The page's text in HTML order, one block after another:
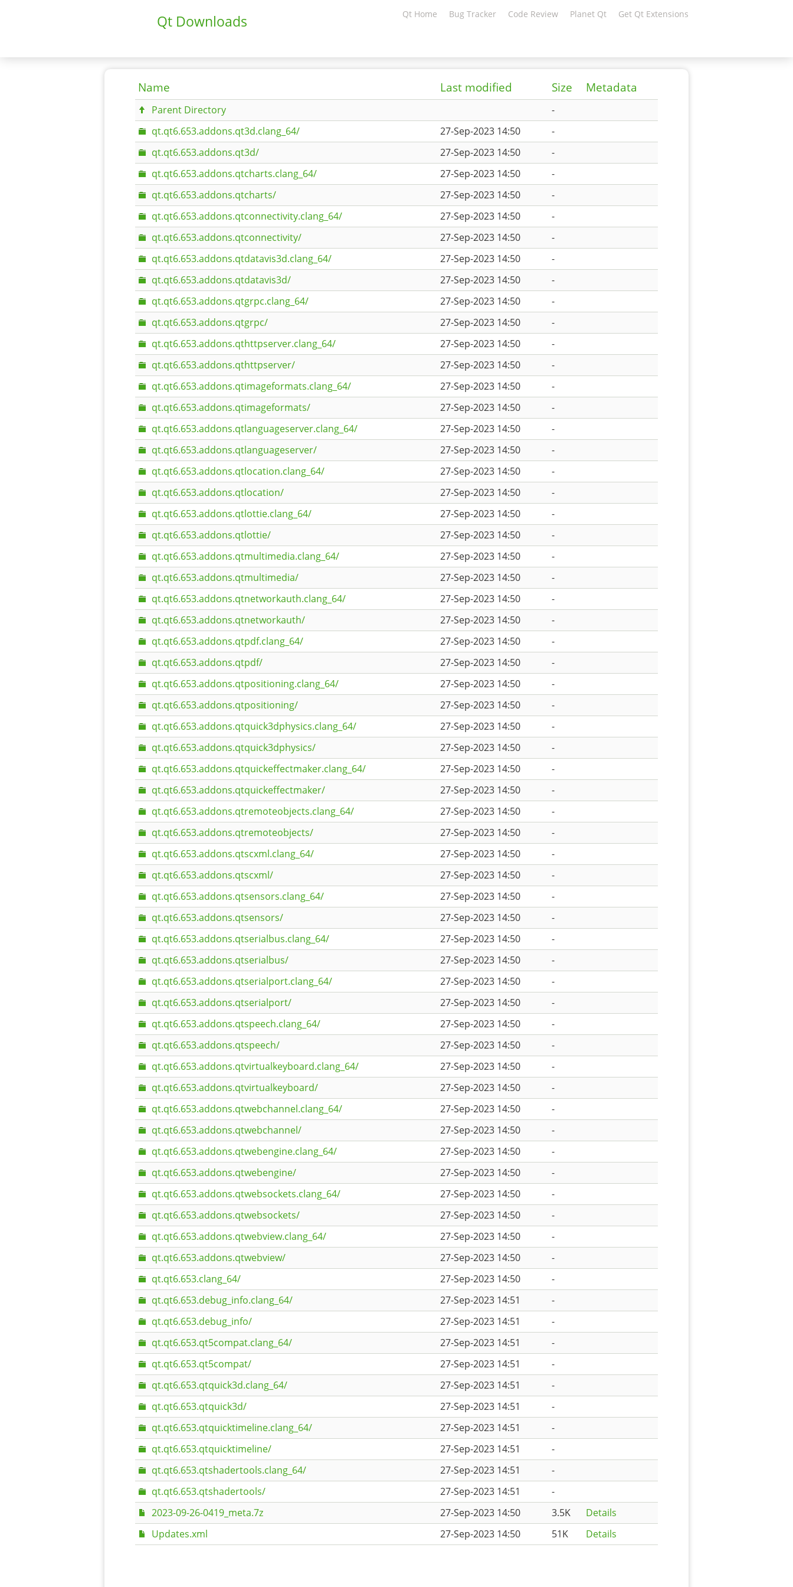
Qt Downloads Qt Home Bug Tracker Code Review Planet Qt Get Qt Extensions
Name Last modified Size Metadata
Parent Directory
-
qt.qt6.653.addons.qt3d.clang_64/
27-Sep-2023 14:50
-
qt.qt6.653.addons.qt3d/
27-Sep-2023 14:50
-
qt.qt6.653.addons.qtcharts.clang_64/
27-Sep-2023 14:50
-
qt.qt6.653.addons.qtcharts/
27-Sep-2023 14:50
-
qt.qt6.653.addons.qtconnectivity.clang_64/
27-Sep-2023 14:50
-
qt.qt6.653.addons.qtconnectivity/
27-Sep-2023 14:50
-
qt.qt6.653.addons.qtdatavis3d.clang_64/
27-Sep-2023 14:50
-
qt.qt6.653.addons.qtdatavis3d/
27-Sep-2023 14:50
-
qt.qt6.653.addons.qtgrpc.clang_64/
27-Sep-2023 14:50
-
qt.qt6.653.addons.qtgrpc/
27-Sep-2023 14:50
-
qt.qt6.653.addons.qthttpserver.clang_64/
27-Sep-2023 14:50
-
qt.qt6.653.addons.qthttpserver/
27-Sep-2023 14:50
-
qt.qt6.653.addons.qtimageformats.clang_64/
27-Sep-2023 14:50
-
qt.qt6.653.addons.qtimageformats/
27-Sep-2023 14:50
-
qt.qt6.653.addons.qtlanguageserver.clang_64/
27-Sep-2023 14:50
-
qt.qt6.653.addons.qtlanguageserver/
27-Sep-2023 14:50
-
qt.qt6.653.addons.qtlocation.clang_64/
27-Sep-2023 14:50
-
qt.qt6.653.addons.qtlocation/
27-Sep-2023 14:50
-
qt.qt6.653.addons.qtlottie.clang_64/
27-Sep-2023 14:50
-
qt.qt6.653.addons.qtlottie/
27-Sep-2023 14:50
-
qt.qt6.653.addons.qtmultimedia.clang_64/
27-Sep-2023 14:50
-
qt.qt6.653.addons.qtmultimedia/
27-Sep-2023 14:50
-
qt.qt6.653.addons.qtnetworkauth.clang_64/
27-Sep-2023 14:50
-
qt.qt6.653.addons.qtnetworkauth/
27-Sep-2023 14:50
-
qt.qt6.653.addons.qtpdf.clang_64/
27-Sep-2023 14:50
-
qt.qt6.653.addons.qtpdf/
27-Sep-2023 14:50
-
qt.qt6.653.addons.qtpositioning.clang_64/
27-Sep-2023 14:50
-
qt.qt6.653.addons.qtpositioning/
27-Sep-2023 14:50
-
qt.qt6.653.addons.qtquick3dphysics.clang_64/
27-Sep-2023 14:50
-
qt.qt6.653.addons.qtquick3dphysics/
27-Sep-2023 14:50
-
qt.qt6.653.addons.qtquickeffectmaker.clang_64/
27-Sep-2023 14:50
-
qt.qt6.653.addons.qtquickeffectmaker/
27-Sep-2023 14:50
-
qt.qt6.653.addons.qtremoteobjects.clang_64/
27-Sep-2023 14:50
-
qt.qt6.653.addons.qtremoteobjects/
27-Sep-2023 14:50
-
qt.qt6.653.addons.qtscxml.clang_64/
27-Sep-2023 14:50
-
qt.qt6.653.addons.qtscxml/
27-Sep-2023 14:50
-
qt.qt6.653.addons.qtsensors.clang_64/
27-Sep-2023 14:50
-
qt.qt6.653.addons.qtsensors/
27-Sep-2023 14:50
-
qt.qt6.653.addons.qtserialbus.clang_64/
27-Sep-2023 14:50
-
qt.qt6.653.addons.qtserialbus/
27-Sep-2023 14:50
-
qt.qt6.653.addons.qtserialport.clang_64/
27-Sep-2023 14:50
-
qt.qt6.653.addons.qtserialport/
27-Sep-2023 14:50
-
qt.qt6.653.addons.qtspeech.clang_64/
27-Sep-2023 14:50
-
qt.qt6.653.addons.qtspeech/
27-Sep-2023 14:50
-
qt.qt6.653.addons.qtvirtualkeyboard.clang_64/
27-Sep-2023 14:50
-
qt.qt6.653.addons.qtvirtualkeyboard/
27-Sep-2023 14:50
-
qt.qt6.653.addons.qtwebchannel.clang_64/
27-Sep-2023 14:50
-
qt.qt6.653.addons.qtwebchannel/
27-Sep-2023 14:50
-
qt.qt6.653.addons.qtwebengine.clang_64/
27-Sep-2023 14:50
-
qt.qt6.653.addons.qtwebengine/
27-Sep-2023 14:50
-
qt.qt6.653.addons.qtwebsockets.clang_64/
27-Sep-2023 14:50
-
qt.qt6.653.addons.qtwebsockets/
27-Sep-2023 14:50
-
qt.qt6.653.addons.qtwebview.clang_64/
27-Sep-2023 14:50
-
qt.qt6.653.addons.qtwebview/
27-Sep-2023 14:50
-
qt.qt6.653.clang_64/
27-Sep-2023 14:50
-
qt.qt6.653.debug_info.clang_64/
27-Sep-2023 14:51
-
qt.qt6.653.debug_info/
27-Sep-2023 14:51
-
qt.qt6.653.qt5compat.clang_64/
27-Sep-2023 14:51
-
qt.qt6.653.qt5compat/
27-Sep-2023 14:51
-
qt.qt6.653.qtquick3d.clang_64/
27-Sep-2023 14:51
-
qt.qt6.653.qtquick3d/
27-Sep-2023 14:51
-
qt.qt6.653.qtquicktimeline.clang_64/
27-Sep-2023 14:51
-
qt.qt6.653.qtquicktimeline/
27-Sep-2023 14:51
-
qt.qt6.653.qtshadertools.clang_64/
27-Sep-2023 14:51
-
qt.qt6.653.qtshadertools/
27-Sep-2023 14:51
-
2023-09-26-0419_meta.7z
27-Sep-2023 14:50 3.5K
Details
Updates.xml
27-Sep-2023 14:50 51K Details